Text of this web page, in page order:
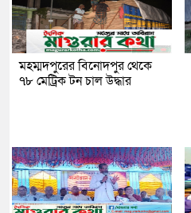
মহম্মদপুরের বিনোদপুর থেকে
৭৮ মেট্রিক টন চাল উদ্ধার